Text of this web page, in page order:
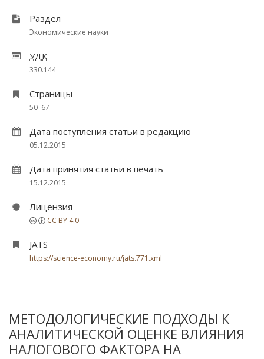
Раздел
Экономические науки
УДК
330.144
Страницы
50–67
Дата поступления статьи в редакцию
05.12.2015
Дата принятия статьи в печать
15.12.2015
Лицензия
CC BY 4.0
JATS
https://science-economy.ru/jats.771.xml
МЕТОДОЛОГИЧЕСКИЕ ПОДХОДЫ К
АНАЛИТИЧЕСКОЙ ОЦЕНКЕ ВЛИЯНИЯ
НАЛОГОВОГО ФАКТОРА НА